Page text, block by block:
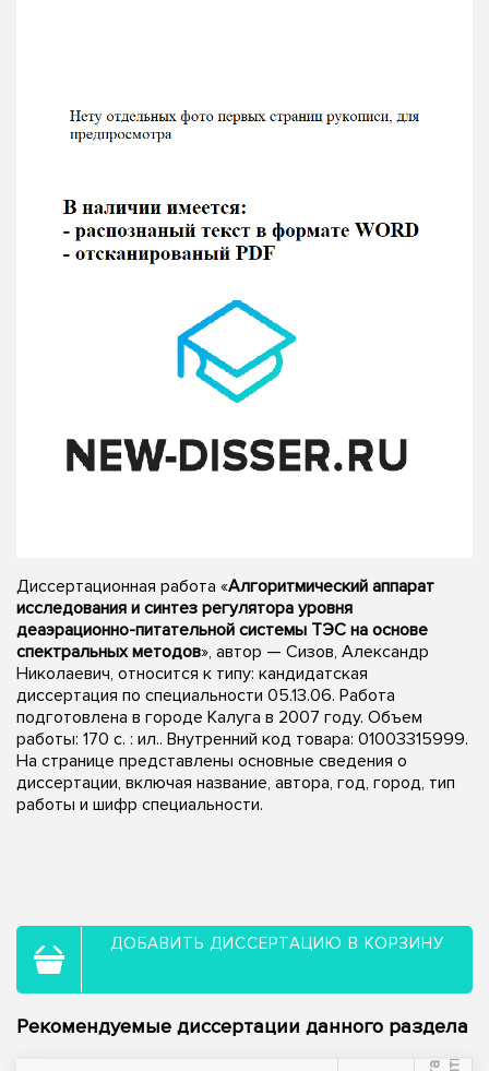
Диссертационная работа «Алгоритмический аппарат
исследования и синтез регулятора уровня
деаэрационно-питательной системы ТЭС на основе
спектральных методов», автор — Сизов, Александр
Николаевич, относится к типу: кандидатская
диссертация по специальности 05.13.06. Работа
подготовлена в городе Калуга в 2007 году. Объем
работы: 170 с. : ил.. Внутренний код товара: 01003315999.
На странице представлены основные сведения о
диссертации, включая название, автора, год, город, тип
работы и шифр специальности.
ДОБАВИТЬ ДИССЕРТАЦИЮ В КОРЗИНУ
Рекомендуемые диссертации данного раздела